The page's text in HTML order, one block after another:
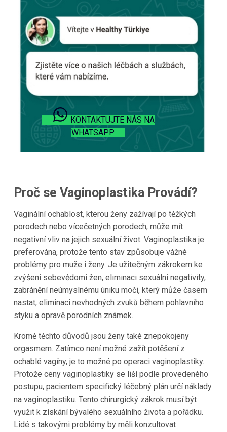
KONTAKTUJTE NÁS NA
WHATSAPP
Proč se Vaginoplastika Provádí?
Vaginální ochablost, kterou ženy zažívají po těžkých
porodech nebo vícečetných porodech, může mít
negativní vliv na jejich sexuální život. Vaginoplastika je
preferována, protože tento stav způsobuje vážné
problémy pro muže i ženy. Je užitečným zákrokem ke
zvýšení sebevědomí žen, eliminaci sexuální negativity,
zabránění neúmyslnému úniku moči, který může časem
nastat, eliminaci nevhodných zvuků během pohlavního
styku a opravě porodních známek.
Kromě těchto důvodů jsou ženy také znepokojeny
orgasmem. Zatímco není možné zažít potěšení z
ochablé vagíny, je to možné po operaci vaginoplastiky.
Protože ceny vaginoplastiky se liší podle provedeného
postupu, pacientem specifický léčebný plán určí náklady
na vaginoplastiku. Tento chirurgický zákrok musí být
využit k získání bývalého sexuálního života a pořádku.
Lidé s takovými problémy by měli konzultovat